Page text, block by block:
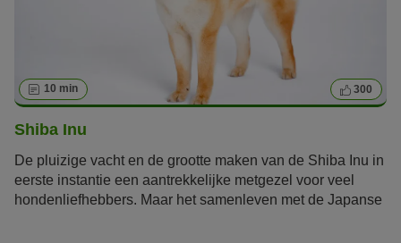
10 min 300
Shiba Inu
De pluizige vacht en de grootte maken van de Shiba Inu in
eerste instantie een aantrekkelijke metgezel voor veel
hondenliefhebbers. Maar het samenleven met de Japanse